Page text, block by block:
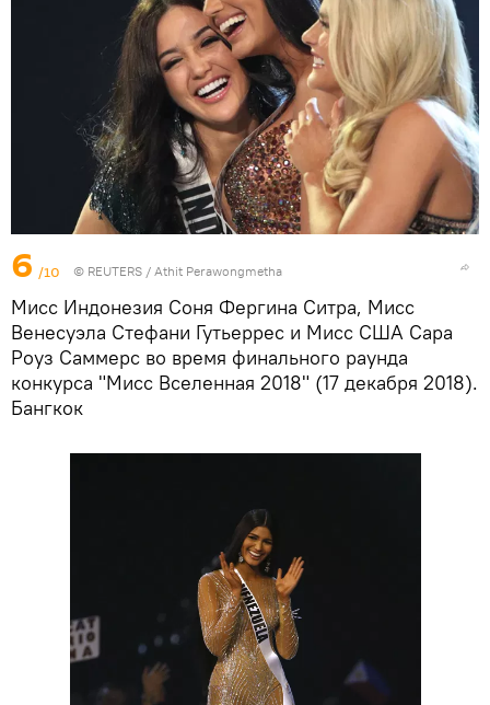
6 /10 © REUTERS / Athit Perawongmetha
Мисс Индонезия Соня Фергина Ситра, Мисс
Венесуэла Стефани Гутьеррес и Мисс США Сара
Роуз Саммерс во время финального раунда
конкурса "Мисс Вселенная 2018" (17 декабря 2018).
Бангкок